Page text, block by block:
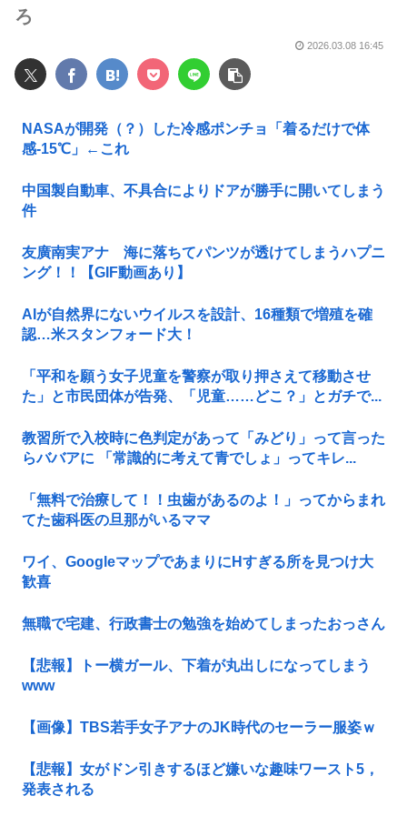
ろ
2026.03.08 16:45
NASAが開発（？）した冷感ポンチョ「着るだけで体
感-15℃」←これ
中国製自動車、不具合によりドアが勝手に開いてしまう
件
友廣南実アナ 海に落ちてパンツが透けてしまうハプニ
ング！！【GIF動画あり】
AIが自然界にないウイルスを設計、16種類で増殖を確
認…米スタンフォード大！
「平和を願う女子児童を警察が取り押さえて移動させ
た」と市民団体が告発、「児童……どこ？」とガチで...
教習所で入校時に色判定があって「みどり」って言った
らババアに 「常識的に考えて青でしょ」ってキレ...
「無料で治療して！！虫歯があるのよ！」ってからまれ
てた歯科医の旦那がいるママ
ワイ、GoogleマップであまりにΗすぎる所を見つけ大
歓喜
無職で宅建、行政書士の勉強を始めてしまったおっさん
【悲報】トー横ガール、下着が丸出しになってしまう
www
【画像】TBS若手女子アナのJK時代のセーラー服姿ｗ
【悲報】女がドン引きするほど嫌いな趣味ワースト5，
発表される